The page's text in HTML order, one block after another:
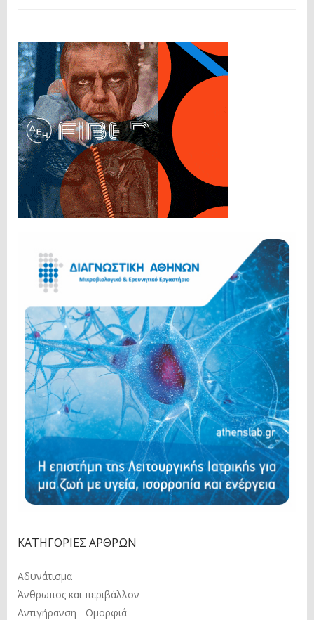
ΚΑΤΗΓΟΡΊΕΣ ΆΡΘΡΩΝ
Αδυνάτισμα
Άνθρωπος και περιβάλλον
Αντιγήρανση - Ομορφιά